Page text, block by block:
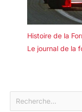
Histoire de la
Le journal de la